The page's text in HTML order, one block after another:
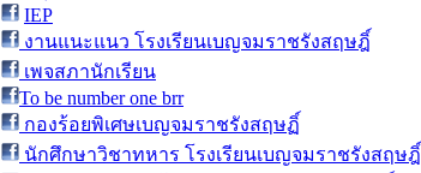
IEP
งานแนะแนว โรงเรียนเบญจมราชรังสฤษฎิ์
เพจสภานักเรียน
To be number one brr
กองร้อยพิเศษเบญจมราชรังสฤษฏิ์
นักศึกษาวิชาทหาร โรงเรียนเบญจมราชรังสฤษฎิ์